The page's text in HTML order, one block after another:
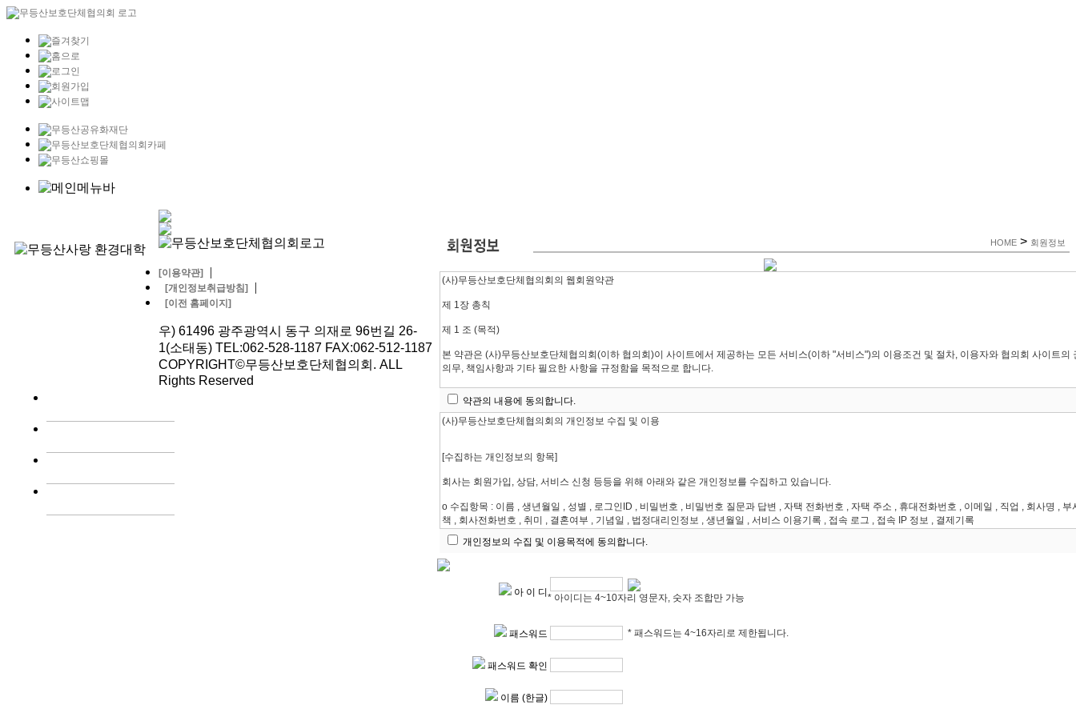
HOME > 회원정보
약관의 내용에 동의합니다.
개인정보의 수집 및 이용목적에 동의합니다.
아 이 디 * 아이디는 4~10자리 영문자, 숫자 조합만 가능
패스워드 * 패스워드는 4~16자리로 제한됩니다.
패스워드 확인
이름 (한글)
[이용약관] |
[개인정보취급방침] |
[이전 홈페이지]
우) 61496 광주광역시 동구 의재로 96번길 26-
1(소태동) TEL:062-528-1187 FAX:062-512-1187
COPYRIGHT©무등산보호단체협의회. ALL
Rights Reserved